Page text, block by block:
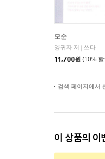
모순
양귀자 저 | 쓰다
11,700원 (10%
검색 페이지에서
이 상품의 이